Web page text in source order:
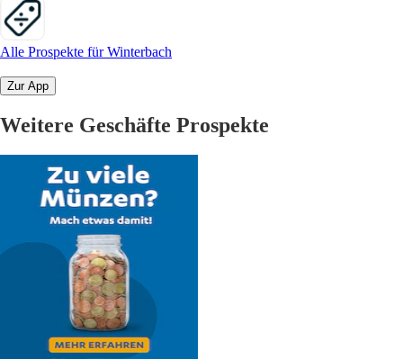
Alle Prospekte für Winterbach
Zur App
Weitere Geschäfte Prospekte